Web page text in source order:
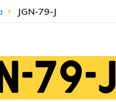
JGN-79-J
79-J